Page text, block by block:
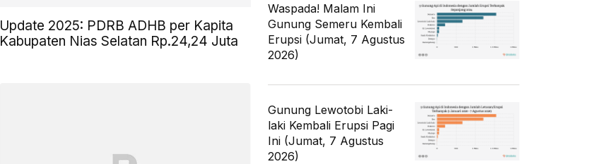
Update 2025: PDRB ADHB per Kapita
Kabupaten Nias Selatan Rp.24,24 Juta
Waspada! Malam Ini
Gunung Semeru Kembali
Erupsi (Jumat, 7 Agustus
2026)
Gunung Lewotobi Laki-
laki Kembali Erupsi Pagi
Ini (Jumat, 7 Agustus
2026)